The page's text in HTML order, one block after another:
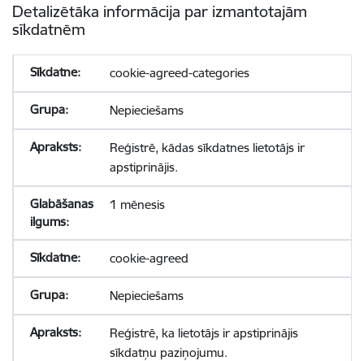
Detalizētāka informācija par izmantotajām
sīkdatnēm
cookie-agreed-categories
Nepieciešams
Reģistrē, kādas sīkdatnes lietotājs ir
apstiprinājis.
1 mēnesis
cookie-agreed
Nepieciešams
Reģistrē, ka lietotājs ir apstiprinājis
sīkdatņu paziņojumu.